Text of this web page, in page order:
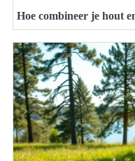
Hoe combineer je hout